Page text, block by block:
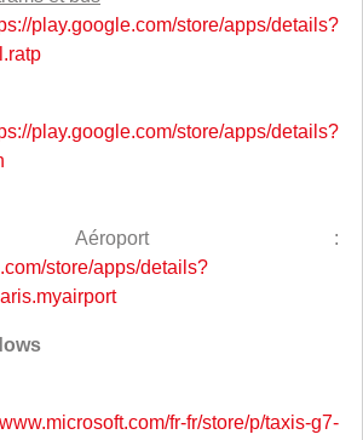
play.google.com/store/apps/details?
play.google.com/store/apps/details?
Aéroport :
store/apps/details?
www.microsoft.com/fr-fr/store/p/taxis-g7-